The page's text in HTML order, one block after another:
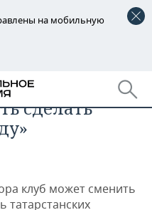
на мобильную
«Сокол»: «Мы
сделать
клуб может сменить
татарстанских